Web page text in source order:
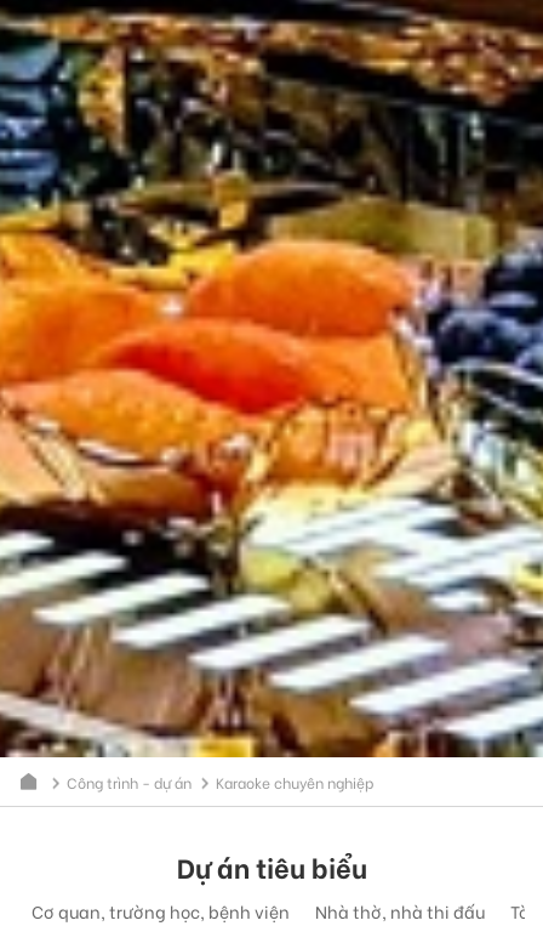
Công trình - dự án Karaoke chuyên nghiệp
Dự án tiêu biểu
Cơ quan, trường học, bệnh viện Nhà thờ, nhà thi đấu